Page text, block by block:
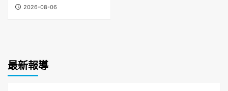
2026-08-06
最新報導